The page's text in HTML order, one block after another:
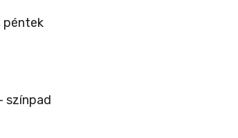
péntek
színpad